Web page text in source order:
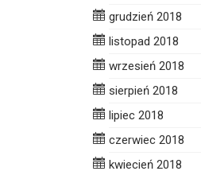
grudzień 2018
listopad 2018
wrzesień 2018
sierpień 2018
lipiec 2018
czerwiec 2018
kwiecień 2018